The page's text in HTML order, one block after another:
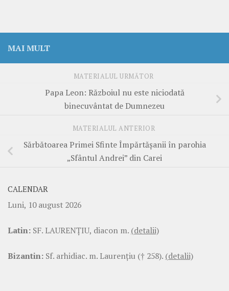
MAI MULT
MATERIALUL URMĂTOR
Papa Leon: Războiul nu este niciodată
binecuvântat de Dumnezeu
MATERIALUL ANTERIOR
Sărbătoarea Primei Sfinte Împărtășanii în parohia
„Sfântul Andrei” din Carei
CALENDAR
Luni, 10 august 2026
Latin: SF. LAURENŢIU, diacon m. (detalii)
Bizantin: Sf. arhidiac. m. Laurenţiu († 258). (detalii)